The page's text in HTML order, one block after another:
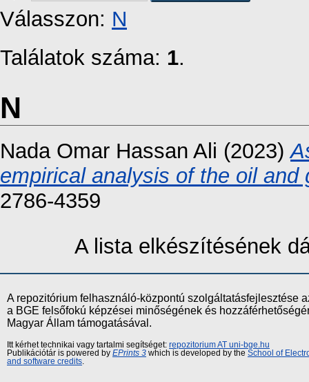
Válasszon: N
Találatok száma: 1.
N
Nada Omar Hassan Ali (2023)
empirical analysis of the oil and
2786-4359
A lista elkészítésének
A repozitórium felhasználó-központú szolgáltatásfejlesztése
a BGE felsőfokú képzései minőségének és
Magyar Állam támogatásával.
Itt kérhet technikai vagy tartalmi segítséget: repozitorium AT uni-bge.hu
Publikációtár is powered by EPrints 3 which is developed by the School of
and software credits